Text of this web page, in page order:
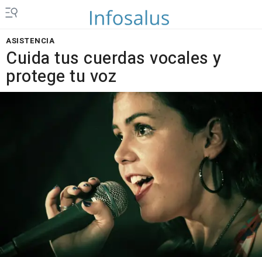
ASISTENCIA
Cuida tus cuerdas vocales y
protege tu voz